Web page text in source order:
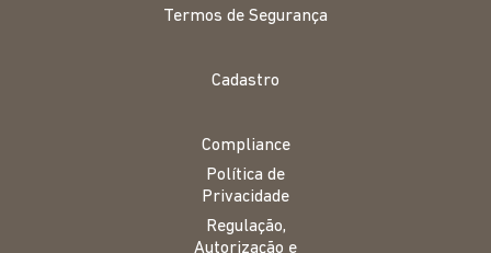
Termos de Segurança
Cadastro
Compliance
Política de
Privacidade
Regulação,
Autorização e